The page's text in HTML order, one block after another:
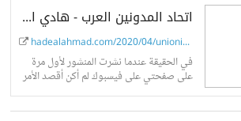
اتحاد المدونين العرب - هادي الأحمد
hadealahmad.com/2020/04/unionize...
في الحقيقة عندما نشرت المنشور لأول مرة
على صفحتي على فيسبوك لم أكن أقصد الأمر
بجدية، ولكن في بعض الأحيان قد تحمل